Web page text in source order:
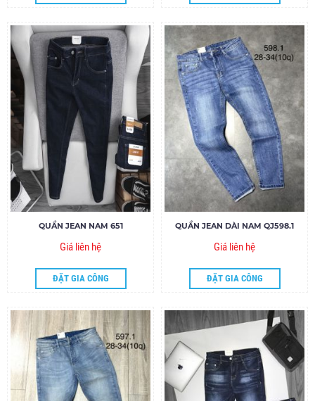
QUẦN JEAN NAM 651
Giá liên hệ
ĐẶT GIA CÔNG
QUẦN JEAN DÀI NAM QJ598.1
Giá liên hệ
ĐẶT GIA CÔNG